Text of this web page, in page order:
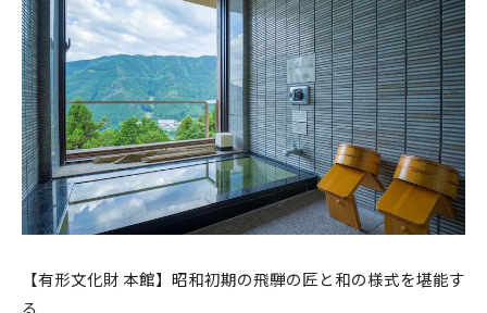
【有形文化財 本館】昭和初期の飛騨の匠と和の様式を堪能す